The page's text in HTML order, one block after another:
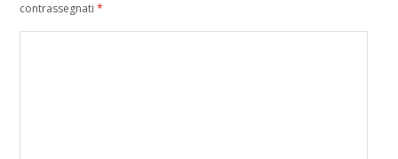
contrassegnati *